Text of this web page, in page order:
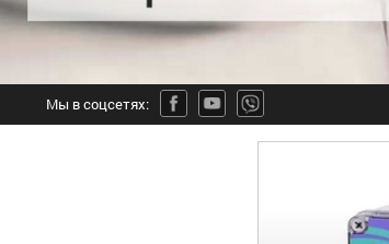
Мы в соцсетях: